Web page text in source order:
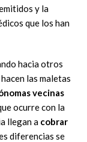
y la
que los han
hacia otros
las maletas
vecinas
ocurre con la
llegan a cobrar
diferencias se